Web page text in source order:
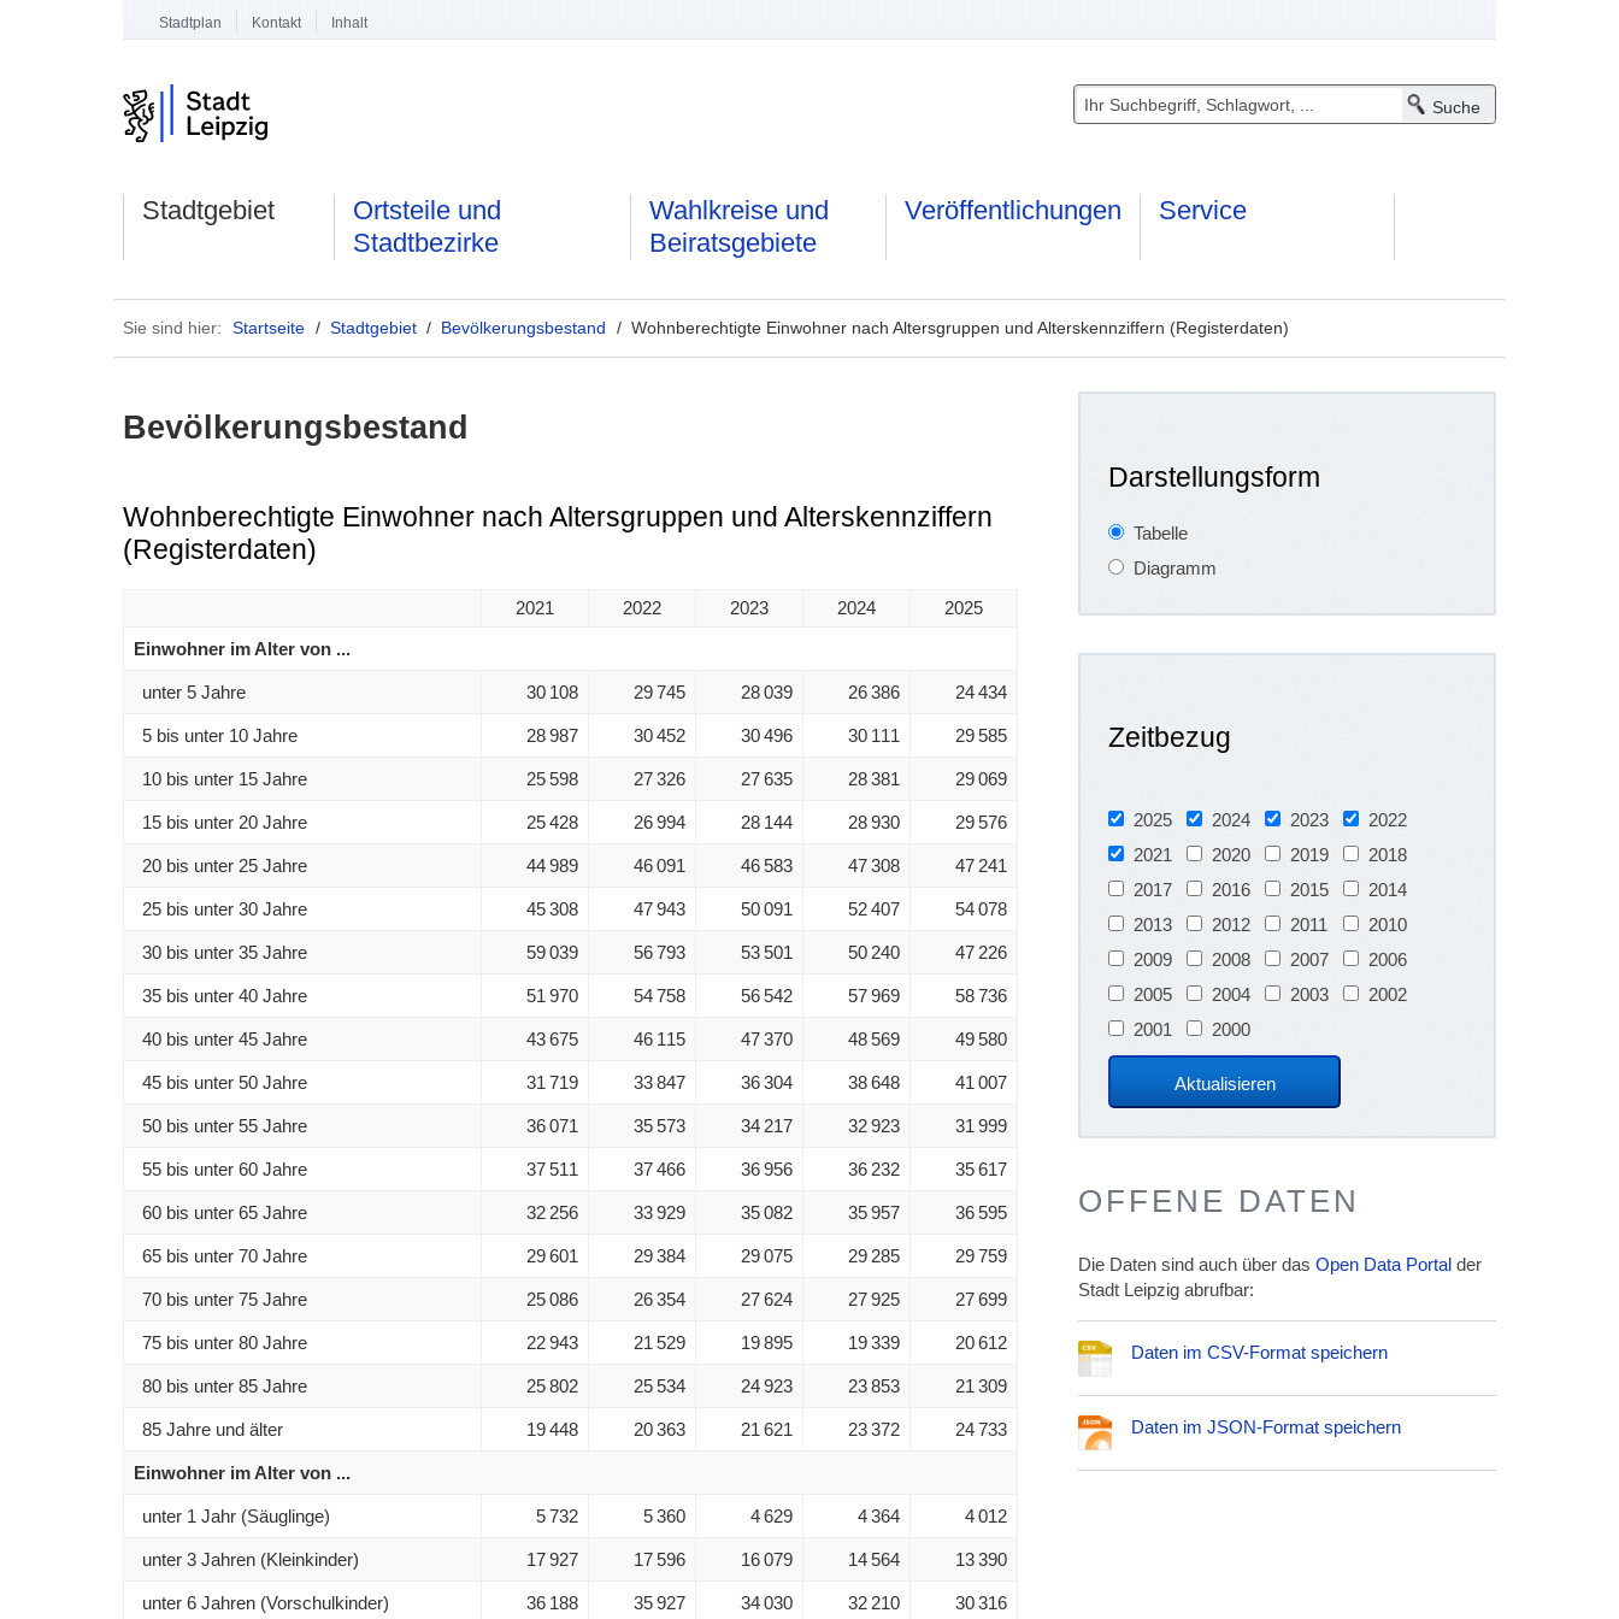
Stadtplan Kontakt Inhalt
Stadtgebiet
Ortsteile und
Stadtbezirke
Wahlkreise und
Beiratsgebiete
Veröffentlichungen Service
Sie sind hier: Startseite / Stadtgebiet / Bevölkerungsbestand / Wohnberechtigte Einwohner nach Altersgruppen und Alterskennziffern (Registerdaten)
Bevölkerungsbestand
Wohnberechtigte Einwohner nach Altersgruppen und Alterskennziffern
(Registerdaten)
2021 2022 2023 2024
2025
Einwohner im Alter von ...
unter 5 Jahre 30 108 29 745 28 039 26 386 24 434
5 bis unter 10 Jahre 28 987 30 452 30 496 30 111 29 585
10 bis unter 15 Jahre 25 598 27 326 27 635 28 381 29 069
15 bis unter 20 Jahre 25 428 26 994 28 144 28 930 29 576
20 bis unter 25 Jahre 44 989 46 091 46 583 47 308 47 241
25 bis unter 30 Jahre 45 308 47 943 50 091 52 407 54 078
30 bis unter 35 Jahre 59 039 56 793 53 501 50 240 47 226
35 bis unter 40 Jahre 51 970 54 758 56 542 57 969 58 736
40 bis unter 45 Jahre 43 675 46 115 47 370 48 569 49 580
45 bis unter 50 Jahre 31 719 33 847 36 304 38 648 41 007
50 bis unter 55 Jahre 36 071 35 573 34 217 32 923 31 999
55 bis unter 60 Jahre 37 511 37 466 36 956 36 232 35 617
60 bis unter 65 Jahre 32 256 33 929 35 082 35 957 36 595
65 bis unter 70 Jahre 29 601 29 384 29 075 29 285 29 759
70 bis unter 75 Jahre 25 086 26 354 27 624 27 925 27 699
75 bis unter 80 Jahre 22 943 21 529 19 895 19 339 20 612
80 bis unter 85 Jahre 25 802 25 534 24 923 23 853 21 309
85 Jahre und älter 19 448 20 363 21 621 23 372 24 733
Einwohner im Alter von ...
unter 1 Jahr (Säuglinge) 5 732 5 360 4 629 4 364 4 012
unter 3 Jahren (Kleinkinder) 17 927 17 596 16 079 14 564 13 390
unter 6 Jahren (Vorschulkinder) 36 188 35 927 34 030 32 210 30 316
Darstellungsform
Tabelle
Diagramm
Zeitbezug
2025 2024 2023
2022
2021
2020 2019
2018
2017
2016 2015
2014
2013
2012 2011
2010
2009
2008 2007
2006
2005
2004 2003
2002
2001
2000
OFFENE DATEN
Die Daten sind auch über dasOpen Data Portal der
Stadt Leipzig abrufbar:
Daten im CSV-Format speichern
Daten im JSON-Format speichern